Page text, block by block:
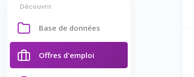
Découvrir
Base de données
Offres d'emploi